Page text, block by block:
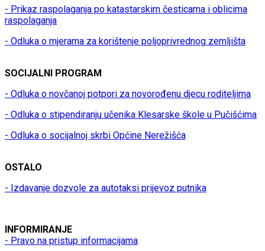
- Prikaz raspolaganja po katastarskim česticama i oblicima
raspolaganja
- Odluka o mjerama za korištenje poljoprivrednog zemljišta
SOCIJALNI PROGRAM
- Odluka o novčanoj potpori za novorođenu djecu roditeljima
- Odluka o stipendiranju učenika Klesarske škole u Pučišćima
- Odluka o socijalnoj skrbi Općine Nerežišća
OSTALO
- Izdavanje dozvole za autotaksi prijevoz putnika
INFORMIRANJE
- Pravo na pristup informacijama